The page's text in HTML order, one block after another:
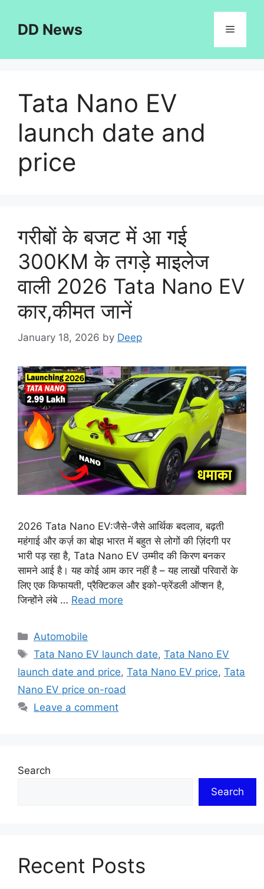
contentDD News Menu
Tata Nano EV
launch date and
price
गरीबों के बजट में आ गई
300KM के तगड़े माइलेज
वाली 2026 Tata Nano EV
कार,कीमत जानें
January 18, 2026 by Deep
2026 Tata Nano EV:जैसे-जैसे आर्थिक बदलाव, बढ़ती
महंगाई और कर्ज़ का बोझ भारत में बहुत से लोगों की ज़िंदगी पर
भारी पड़ रहा है, Tata Nano EV उम्मीद की किरण बनकर
सामने आई है। यह कोई आम कार नहीं है – यह लाखों परिवारों के
लिए एक किफायती, प्रैक्टिकल और इको-फ्रेंडली ऑप्शन है,
जिन्होंने लंबे … Read more
Categories
Automobile
Tags
Tata Nano EV launch date,Tata Nano EV
launch date and price, Tata Nano EV price, Tata
Nano EV price on-road
Leave a comment
Search
Search
Recent Posts